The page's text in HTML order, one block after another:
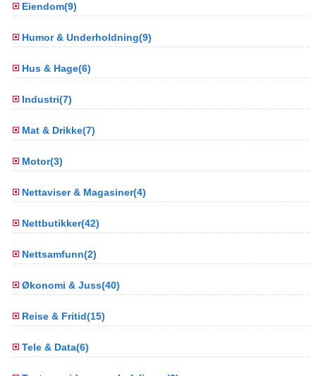
Eiendom(9)
Humor & Underholdning(9)
Hus & Hage(6)
Industri(7)
Mat & Drikke(7)
Motor(3)
Nettaviser & Magasiner(4)
Nettbutikker(42)
Nettsamfunn(2)
Økonomi & Juss(40)
Reise & Fritid(15)
Tele & Data(6)